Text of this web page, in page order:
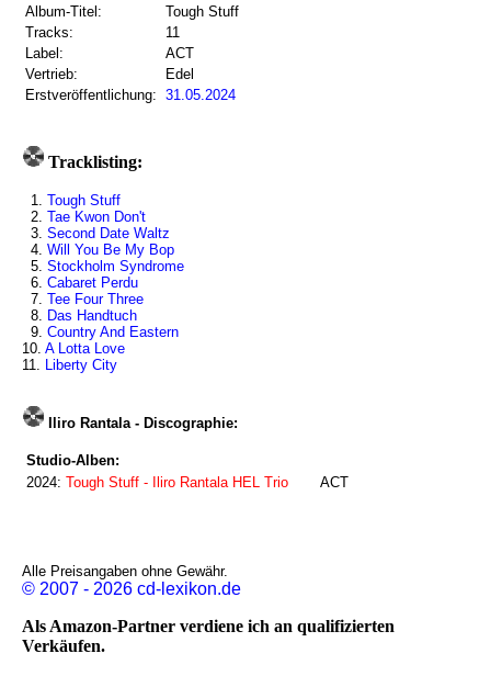
Album-Titel:
Tough Stuff
Tracks:
11
Label:
ACT
Vertrieb:
Edel
Erstveröffentlichung: 31.05.2024
Tracklisting:
1. Tough Stuff
2. Tae Kwon Don't
3. Second Date Waltz
4. Will You Be My Bop
5. Stockholm Syndrome
6. Cabaret Perdu
7. Tee Four Three
8. Das Handtuch
9. Country And Eastern
10. A Lotta Love
11. Liberty City
Iliro Rantala - Discographie:
Studio-Alben:
2024: Tough Stuff - Iliro Rantala HEL Trio ACT
Alle Preisangaben ohne Gewähr.
© 2007 - 2026 cd-lexikon.de
Als Amazon-Partner verdiene ich an qualifizierten
Verkäufen.